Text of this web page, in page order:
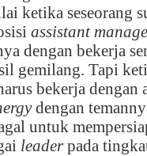
ketika seseorang
assistant
dengan bekerja
gemilang. Tapi
bekerja dengan
dengan
untuk
leaderpada